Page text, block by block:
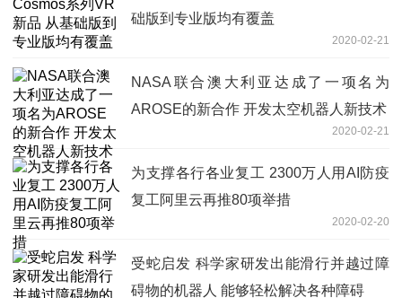
础版到专业版均有覆盖
2020-02-21
NASA联合澳大利亚达成了一项名为
AROSE的新合作 开发太空机器人新技术
2020-02-21
为支撑各行各业复工 2300万人用AI防疫
复工阿里云再推80项举措
2020-02-20
受蛇启发 科学家研发出能滑行并越过障
碍物的机器人 能够轻松解决各种障碍